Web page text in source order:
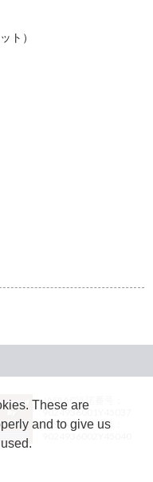
ト）
JASRAC許諾番号：
9024936001Y45037
JASRAC許諾番号：
These are
and to give us